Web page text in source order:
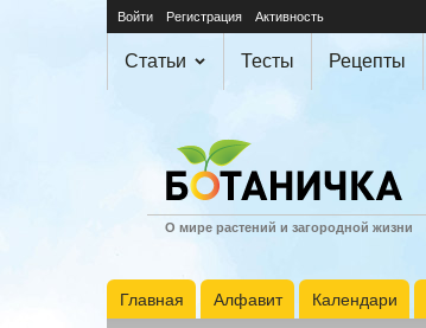
Войти Регистрация Активность
Статьи Тесты Рецепты
О мире растений и загородной жизни
Главная Алфавит Календари